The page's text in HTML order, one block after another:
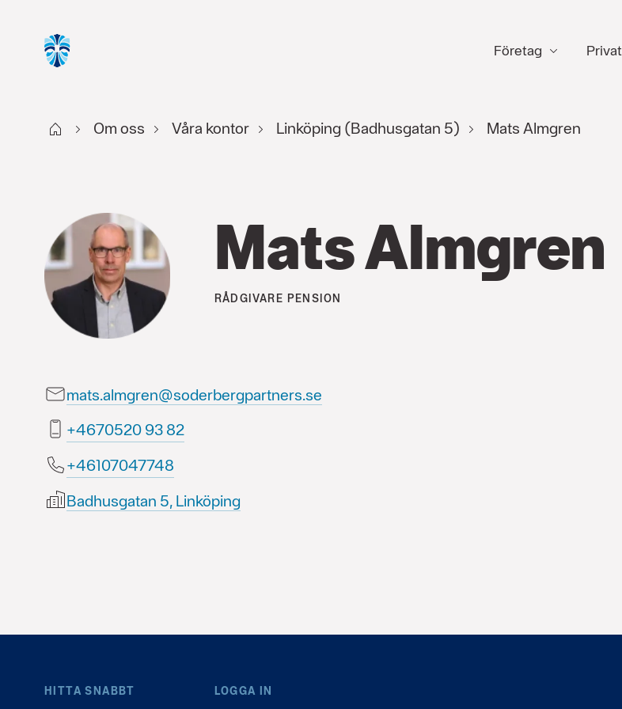
Företag Privat
Start Om oss Våra kontor Linköping (Badhusgatan 5) Mats Almgren
Mats Almgren
RÅDGIVARE PENSION
mats.almgren@soderbergpartners.se
28 39 0250764+
84774070164+
Badhusgatan 5, Linköping
HITTA SNABBT LOGGA IN